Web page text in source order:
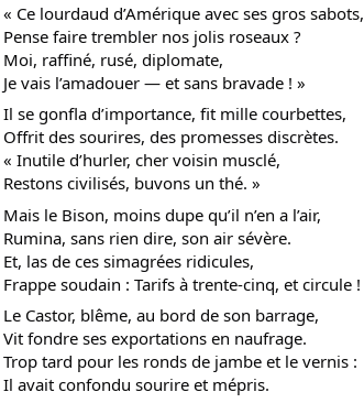
« Ce lourdaud d’Amérique avec ses gros sabots,
Pense faire trembler nos jolis roseaux ?
Moi, raffiné, rusé, diplomate,
Je vais l’amadouer — et sans bravade ! »
Il se gonfla d’importance, fit mille courbettes,
Offrit des sourires, des promesses discrètes.
« Inutile d’hurler, cher voisin musclé,
Restons civilisés, buvons un thé. »
Mais le Bison, moins dupe qu’il n’en a l’air,
Rumina, sans rien dire, son air sévère.
Et, las de ces simagrées ridicules,
Frappe soudain : Tarifs à trente-cinq, et circule !
Le Castor, blême, au bord de son barrage,
Vit fondre ses exportations en naufrage.
Trop tard pour les ronds de jambe et le vernis :
Il avait confondu sourire et mépris.